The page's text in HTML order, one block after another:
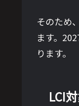
そのため
ます。
ります。
LCI